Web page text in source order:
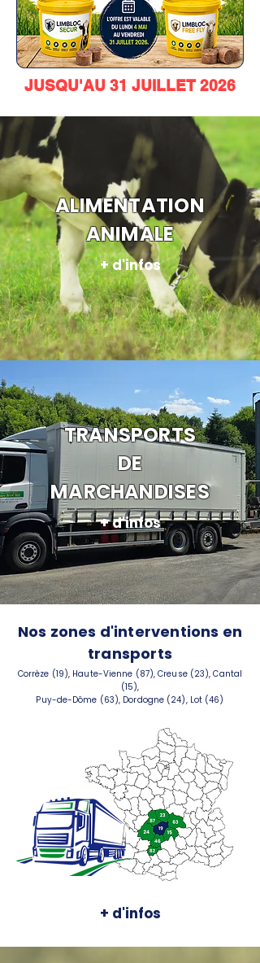
JUSQU'AU 31 JUILLET 2026
ALIMENTATION
ANIMALE
+ d'infos
TRANSPORTS
DE
MARCHANDISES
+ d'infos
Nos zones d'interventions en
transports
Corrèze (19), Haute-Vienne (87), Creuse (23), Cantal
(15),
Puy-de-Dôme (63), Dordogne (24), Lot (46)
+ d'infos